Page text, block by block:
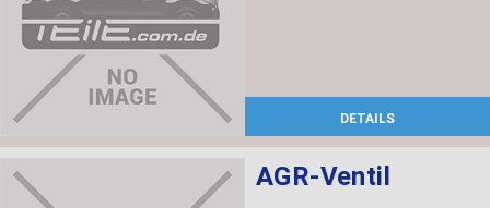
DETAILS
AGR-Ventil